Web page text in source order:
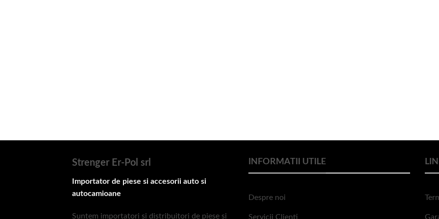
Strenger Er-Pol srl
Importator de piese si accesorii auto si
autocamioane
Suntem importatori si distribuitori de piese si
INFORMATII UTILE
Despre noi
Servicii Clienti